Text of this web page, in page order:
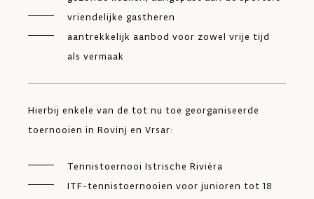
vriendelijke gastheren
aantrekkelijk aanbod voor zowel vrije tijd
als vermaak
Hierbij enkele van de tot nu toe georganiseerde
toernooien in Rovinj en Vrsar:
Tennistoernooi Istrische Rivièra
ITF-tennistoernooien voor junioren tot 18